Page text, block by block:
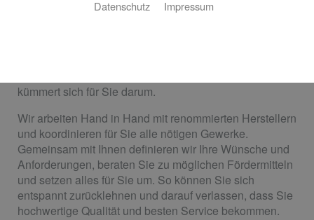
Ganz entspannt zur neuen Heizung
kümmert sich für Sie darum.
Wir arbeiten Hand in Hand mit renommierten Herstellern
und koordinieren für Sie alle nötigen Gewerke.
Gemeinsam mit Ihnen definieren wir Ihre Wünsche und
Anforderungen, beraten Sie zu möglichen Fördermitteln
und setzen alles für Sie um. So können Sie sich
entspannt zurücklehnen und darauf verlassen, dass Sie
hochwertige Qualität und besten Service bekommen.
Datenschutz Impressum